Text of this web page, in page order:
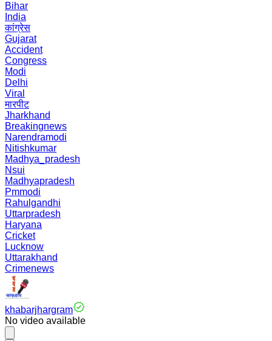
Bihar
India
कांग्रेस
Gujarat
Accident
Congress
Modi
Delhi
Viral
मारपीट
Jharkhand
Breakingnews
Narendramodi
Nitishkumar
Madhya_pradesh
Nsui
Madhyapradesh
Pmmodi
Rahulgandhi
Uttarpradesh
Haryana
Cricket
Lucknow
Uttarakhand
Crimenews
khabarjhargram
No video available